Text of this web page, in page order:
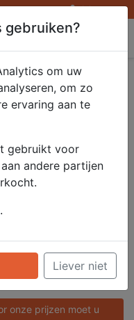
Inloggen
- Tapas en
onze prijzen moet u
gebruiken?
om uw
om zo
ervaring aan te
gebruikt voor
andere partijen
.
Liever niet